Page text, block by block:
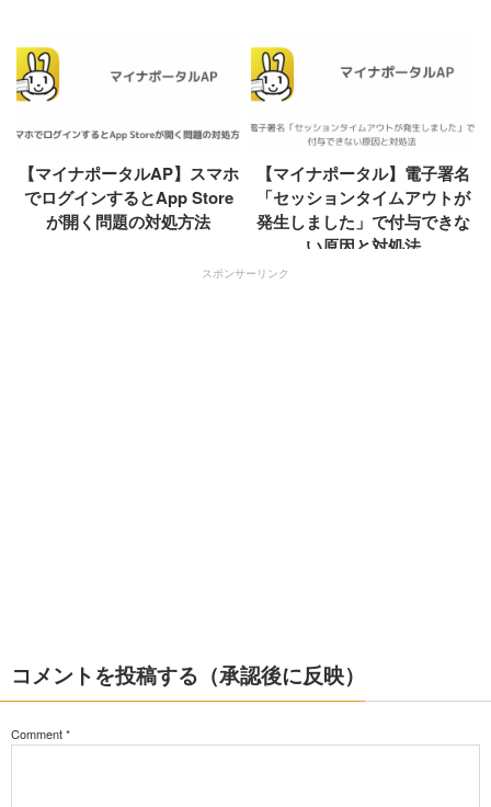
【マイナポータルAP】スマホ
でログインするとApp Store
が開く問題の対処方法
【マイナポータル】電子署名
「セッションタイムアウトが
発生しました」で付与できな
い原因と対処法
スポンサーリンク
コメントを投稿する（承認後に反映）
Comment*